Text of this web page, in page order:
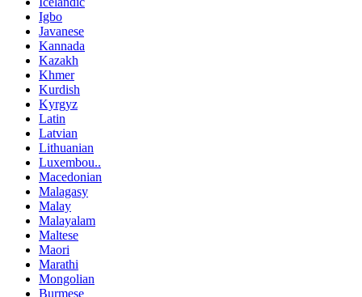
Igbo
Javanese
Kannada
Kazakh
Khmer
Kurdish
Kyrgyz
Latin
Latvian
Lithuanian
Luxembou..
Macedonian
Malagasy
Malay
Malayalam
Maltese
Maori
Marathi
Mongolian
Burmese